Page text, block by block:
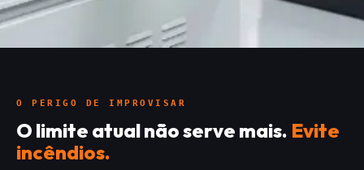
O PERIGO DE IMPROVISAR
O limite atual não serve mais. Evite
incêndios.